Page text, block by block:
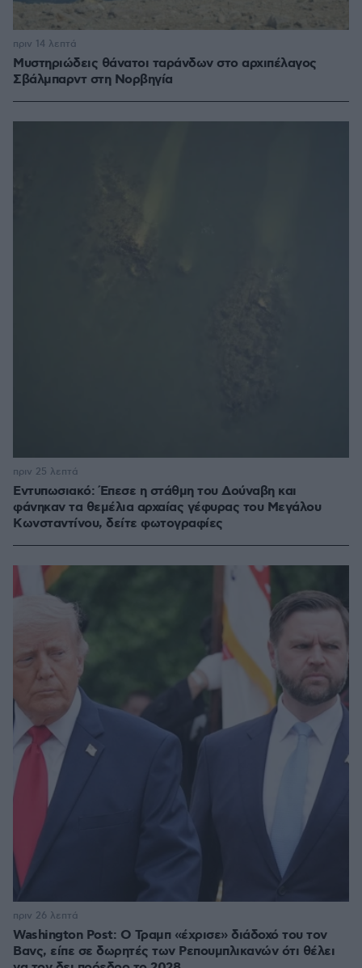
Μυστηριώδεις θάνατοι ταράνδων στο αρχιπέλαγος
Σβάλμπαρντ στη Νορβηγία
πριν 14 λεπτά
Εντυπωσιακό: Έπεσε η στάθμη του Δούναβη και
φάνηκαν τα θεμέλια αρχαίας γέφυρας του Μεγάλου
Κωνσταντίνου, δείτε φωτογραφίες
πριν 25 λεπτά
Washington Post: Ο Τραμπ «έχρισε» διάδοχό του τον
Βανς, είπε σε δωρητές των Ρεπουμπλικανών ότι θέλει
πριν 26 λεπτά